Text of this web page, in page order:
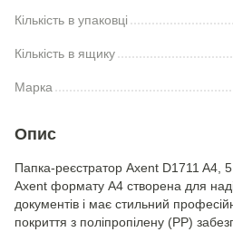
Кількість в упаковці
Кількість в ящику
Марка
Опис
Папка-реєстратор Axent D1711 A4,
Axent формату A4 створена для
документів і має стильний
покриття з поліпропілену (PP)